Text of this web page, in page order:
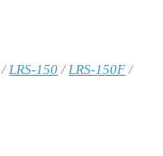
/LRS-150/LRS-150F/